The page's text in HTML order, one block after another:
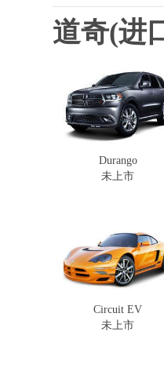
道奇(进
Durango
未上市
Circuit EV
未上市